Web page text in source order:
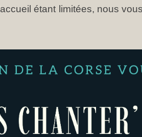
étant limitées, nous